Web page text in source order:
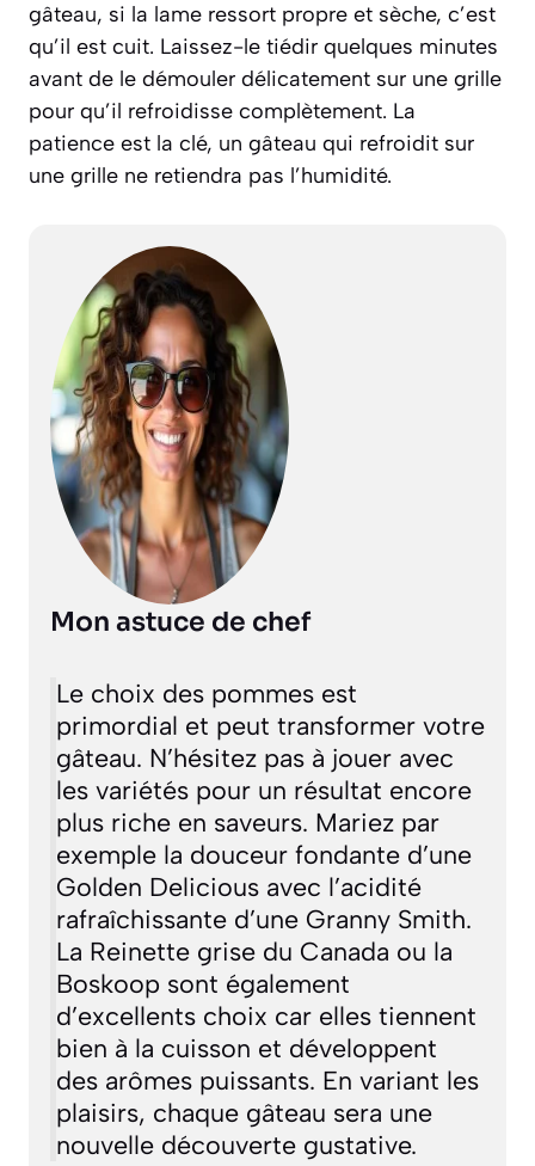
gâteau, si la lame ressort propre et sèche, c’est
qu’il est cuit. Laissez-le tiédir quelques minutes
avant de le démouler délicatement sur une grille
pour qu’il refroidisse complètement. La
patience est la clé, un gâteau qui refroidit sur
une grille ne retiendra pas l’humidité.
Mon astuce de chef
Le choix des pommes est
primordial et peut transformer votre
gâteau. N’hésitez pas à jouer avec
les variétés pour un résultat encore
plus riche en saveurs. Mariez par
exemple la douceur fondante d’une
Golden Delicious avec l’acidité
rafraîchissante d’une Granny Smith.
La Reinette grise du Canada ou la
Boskoop sont également
d’excellents choix car elles tiennent
bien à la cuisson et développent
des arômes puissants. En variant les
plaisirs, chaque gâteau sera une
nouvelle découverte gustative.